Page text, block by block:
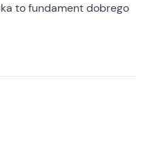
to fundament dobrego